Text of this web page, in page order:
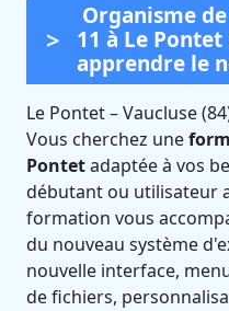
Formation
Pontet
Certifié
Organisme
11 à Le
apprendre le
Le Pontet–Vaucluse
Vous cherchez une
Pontetadaptée à vos
débutant ou utilisateur
formation vous
du nouveau système
nouvelle interface,
de fichiers,